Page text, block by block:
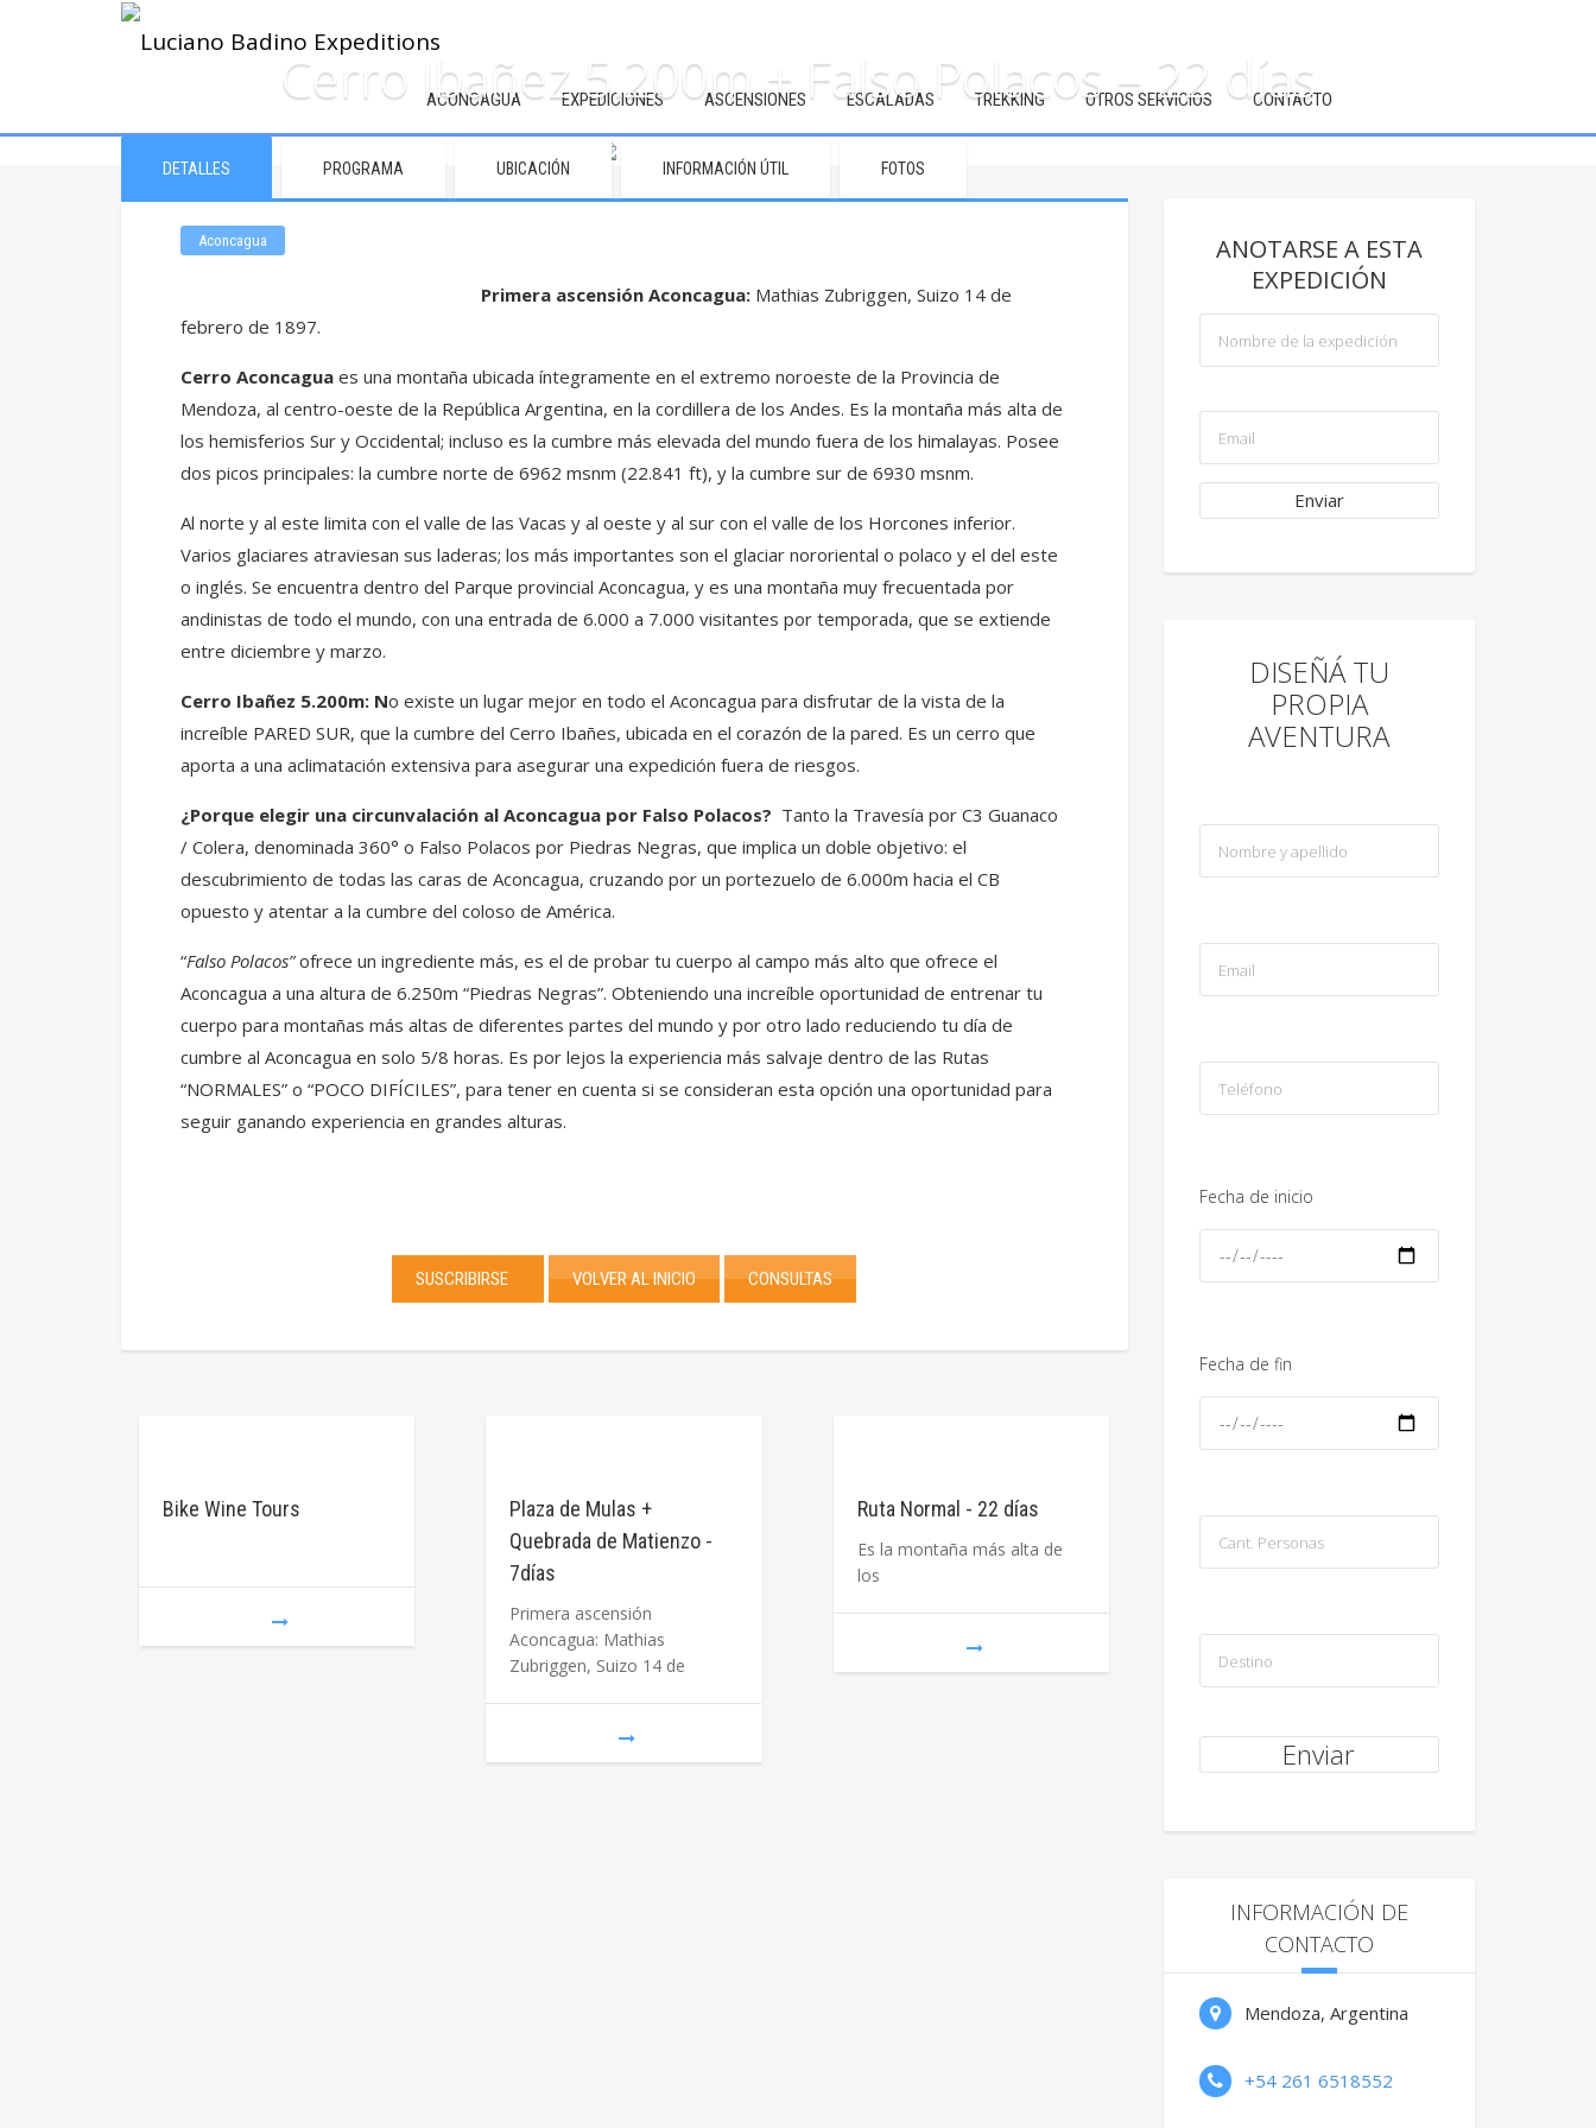
ACONCAGUA EXPEDICIONES ASCENSIONES ESCALADAS TREKKING OTROS SERVICIOS CONTACTO
Cerro Ibañez 5.200m + Falso Polacos – 22 días
DETALLES PROGRAMA UBICACIÓN INFORMACIÓN ÚTIL FOTOS
Aconcagua
Primera ascensión Aconcagua: Mathias Zubriggen, Suizo 14 de
febrero de 1897.
Cerro Aconcagua es una montaña ubicada íntegramente en el extremo noroeste de la Provincia de
Mendoza, al centro-oeste de la República Argentina, en la cordillera de los Andes. Es la montaña más alta de
los hemisferios Sur y Occidental; incluso es la cumbre más elevada del mundo fuera de los himalayas. Posee
dos picos principales: la cumbre norte de 6962 msnm (22.841 ft), y la cumbre sur de 6930 msnm.
Al norte y al este limita con el valle de las Vacas y al oeste y al sur con el valle de los Horcones inferior.
Varios glaciares atraviesan sus laderas; los más importantes son el glaciar nororiental o polaco y el del este
o inglés. Se encuentra dentro del Parque provincial Aconcagua, y es una montaña muy frecuentada por
andinistas de todo el mundo, con una entrada de 6.000 a 7.000 visitantes por temporada, que se extiende
entre diciembre y marzo.
Cerro Ibañez 5.200m: No existe un lugar mejor en todo el Aconcagua para disfrutar de la vista de la
increíble PARED SUR, que la cumbre del Cerro Ibañes, ubicada en el corazón de la pared. Es un cerro que
aporta a una aclimatación extensiva para asegurar una expedición fuera de riesgos.
¿Porque elegir una circunvalación al Aconcagua por Falso Polacos? Tanto la Travesía por C3 Guanaco
/ Colera, denominada 360° o Falso Polacos por Piedras Negras, que implica un doble objetivo: el
descubrimiento de todas las caras de Aconcagua, cruzando por un portezuelo de 6.000m hacia el CB
opuesto y atentar a la cumbre del coloso de América.
“Falso Polacos”ofrece un ingrediente más, es el de probar tu cuerpo al campo más alto que ofrece el
Aconcagua a una altura de 6.250m “Piedras Negras”. Obteniendo una increíble oportunidad de entrenar tu
cuerpo para montañas más altas de diferentes partes del mundo y por otro lado reduciendo tu día de
cumbre al Aconcagua en solo 5/8 horas. Es por lejos la experiencia más salvaje dentro de las Rutas
“NORMALES” o “POCO DIFÍCILES”, para tener en cuenta si se consideran esta opción una oportunidad para
seguir ganando experiencia en grandes alturas.
SUSCRIBIRSE VOLVER AL INICIO CONSULTAS
Bike Wine Tours
Plaza de Mulas +
Quebrada de Matienzo -
7días
Primera ascensión
Aconcagua: Mathias
Zubriggen, Suizo 14 de
Ruta Normal - 22 días
Es la montaña más alta de
los
ANOTARSE A ESTA
EXPEDICIÓN
DISEÑÁ TU
PROPIA
AVENTURA
Fecha de inicio
Fecha de fin
INFORMACIÓN DE
CONTACTO
Mendoza, Argentina
+54 261 6518552